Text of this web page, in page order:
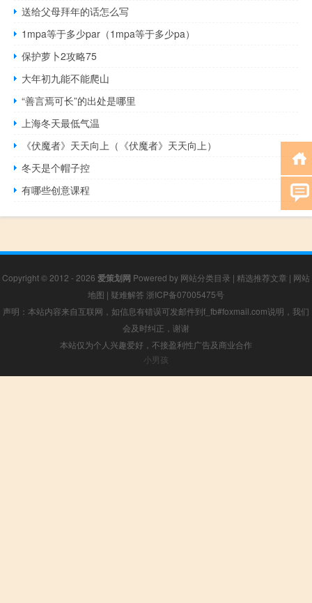
送给父母拜年的话怎么写
1mpa等于多少par（1mpa等于多少pa）
保护萝卜2攻略75
大年初九能不能爬山
“善言焉可长”的出处是哪里
上海冬天最低气温
《伏魔者》天天向上（《伏魔者》天天向上）
冬天是个帽子控
有哪些创意课程
Copyright © 2012 - 2026 爱策划网 Powered by 网站分类目录 | 精选推荐文章 | 网站
地图 | 疑难解答 浙ICP备07005475号
声明：本站内容来自互联网，如信息有错误可发邮件到f_fb#foxmail.com说明，我们
会及时纠正，谢谢
本站仅为个人兴趣爱好，不接盈利性广告及商业合作
小男孩